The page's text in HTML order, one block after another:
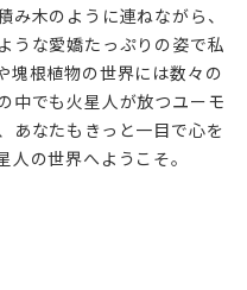
木のように連ねながら、
うな愛嬌たっぷりの姿で私
塊根植物の世界には数々の
中でも火星人が放つユーモ
あなたもきっと一目で心を
の世界へようこそ。